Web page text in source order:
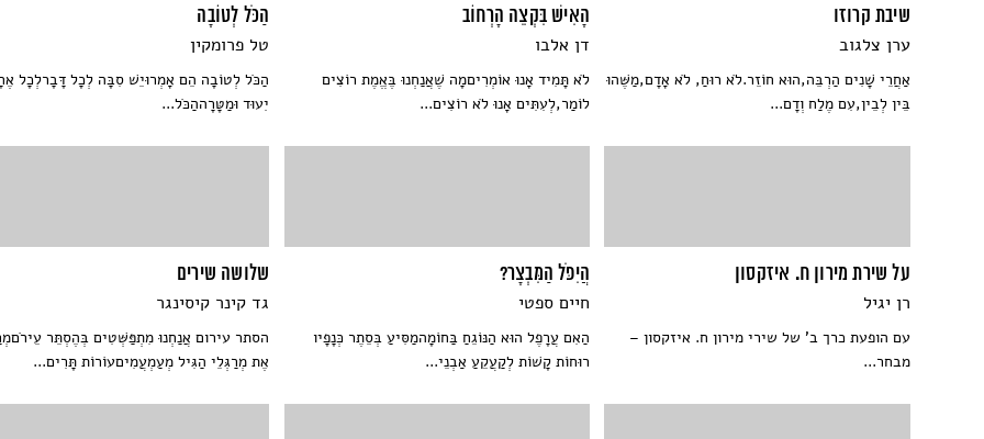
שיבת קרוזו
ערן צלגוב
אַחֲרֵי שָׁנִים הַרְבֵּה,הוּא חוֹזֵר.לֹא רוּחַ, לֹא אָדָם,מַשֶּׁהוּ
בֵּין לְבֵין,עִם מֶלַח וְדָם...
הָאִישׁ בִּקְצֵה הָרְחוֹב
דן אלבו
לֹא תָּמִיד אָנוּ אוֹמְרִיםמָה שֶׁאֲנַחְנוּ בֶּאֱמֶת רוֹצִים
לוֹמַר,לְעִתִּים אָנוּ לֹא רוֹצִים...
הַכֹּל לְטוֹבָה
טל פרומקין
הַכֹּל לְטוֹבָה הֵם אָמְרוּיֵשׁ סִבָּה לְכָל דָּבָרלְכָל
יִעוּד וּמַטָּרָההַכֹּל...
על שירת מירון ח. איזקסון
רן יגיל
עם הופעת כרך ב' של שירי מירון ח. איזקסון –
מבחר...
הֲיִפֹּל הַמִּבְצָר?
חיים ספטי
הַאִם עֲרָפֶל הוּא הַנּוֹגֵחַ בַּחוֹמָהמַסִּיעַ בְּסֵתֶר כְּנָפָיו
רוּחוֹת קָשׁוֹת לְקַעֲקֵעַ אַבְנֵי...
שלושה שירים
גד קינר קיסינגר
הסתר עירום אֲנַחְנוּ מִתְפַּשְּׁטִים בְּהֶסְתֵּר
אֶת מְרַגְּלֵי הַגִּיל מְעַמְעֲמִיםעוֹרוֹת תָּרִים...